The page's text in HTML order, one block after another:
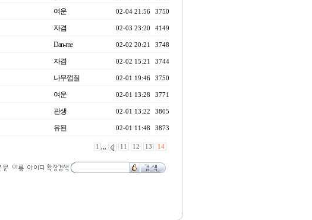
여운 02-04 21:56 3750
자겸 02-03 23:20 4149
Dan-me 02-02 20:21 3748
자겸 02-02 15:21 3744
나무껍질 02-01 19:46 3750
여운 02-01 13:28 3771
관생 02-01 13:22 3805
유된 02-01 11:48 3873
1 ,,, 11 12 13 14